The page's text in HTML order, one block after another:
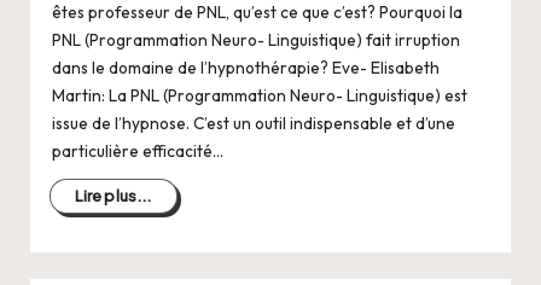
êtes professeur de PNL, qu’est ce que c’est? Pourquoi la
PNL (Programmation Neuro- Linguistique) fait irruption
dans le domaine de l’hypnothérapie? Eve- Elisabeth
Martin: La PNL (Programmation Neuro- Linguistique) est
issue de l’hypnose. C’est un outil indispensable et d’une
particulière efficacité…
Lire plus...